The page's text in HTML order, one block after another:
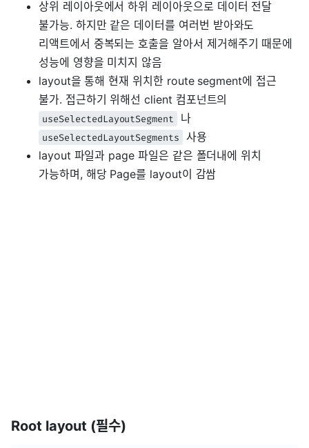
상위 레이아웃에서 하위 레이아웃으로 데이터 전달
불가능. 하지만 같은 데이터를 여러번 받아와도
리액트에서 중복되는 호출을 알아서 제거해주기 때문에
성능에 영향을 미치지 않음
layout을 통해 현재 위치한 route segment에 접근
불가. 접근하기 위해선 client 컴포넌트의
useSelectedLayoutSegment 나
useSelectedLayoutSegments
사용
layout 파일과 page 파일은 같은 폴더내에 위치
가능하며, 해당 Page를 layout이 감쌈
Root layout (필수)